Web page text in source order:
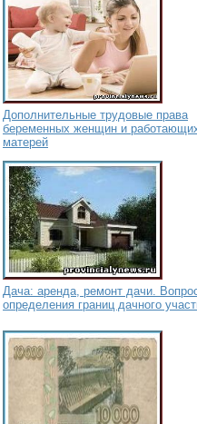
Дополнительные трудовые права
беременных женщин и
матерей
Дача: аренда, ремонт дачи.
определения границ дачного